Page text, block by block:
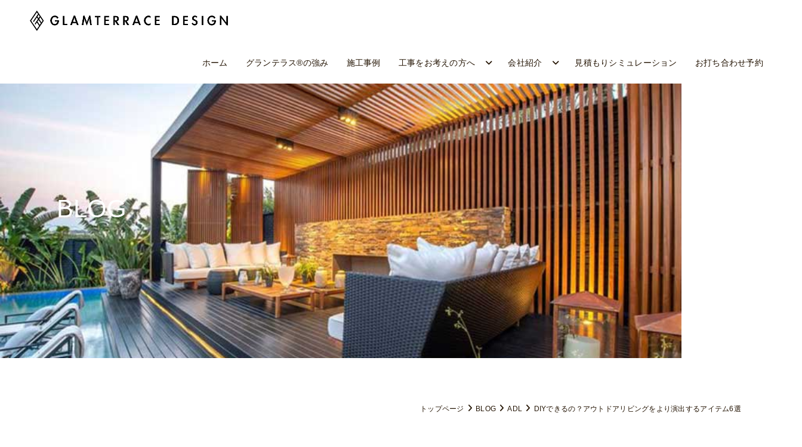
ホーム グランテラス®の強み 施工事例 工事をお考えの方へ 会社紹介 見積もりシミュレーション お打ち合わせ予約
BLOG
トップページ BLOG ADL DIYできるの？アウトドアリビングをより演出するアイテム6選